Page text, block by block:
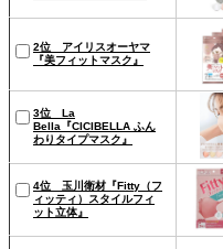
2位 アイリスオーヤマ
『美フィットマスク』
3位 La
Bella『CICIBELLA ふん
わりタイプマスク』
4位 玉川衛材『Fitty（フ
ィッティ）スタイルフィ
ット立体』